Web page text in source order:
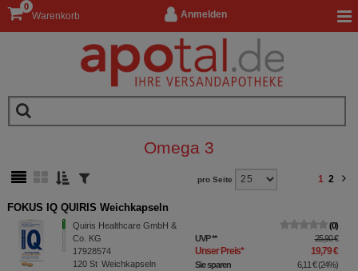
Anmelden
Warenkorb
0
Omega 3
pro Seite 1 2
FOKUS IQ QUIRIS Weichkapseln
Quiris Healthcare GmbH &
Co. KG
17928574
120 St Weichkapseln
0
UVP** 25,90 €
Unser Preis* 19,79 €
Sie sparen 6,11 €(24%)